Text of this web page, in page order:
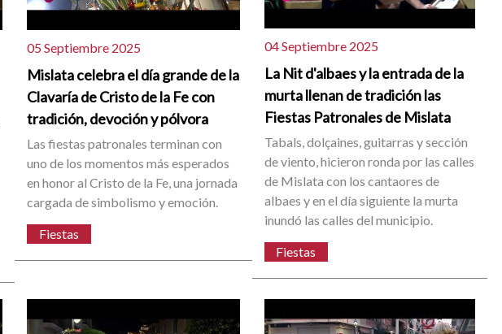
05 Septiembre 2025
Mislata celebra el día grande de la
Clavaría de Cristo de la Fe con
tradición, devoción y pólvora
Las fiestas patronales terminan con
uno de los momentos más esperados
en honor al Cristo de la Fe, una jornada
cargada de simbolismo y emoción.
Fiestas
04 Septiembre 2025
La Nit d'albaes y la entrada de la
murta llenan de tradición las
Fiestas Patronales de Mislata
Tabals, dolçaines, guitarras y sección
de viento, hicieron ronda por las calles
de Mislata con los cantaores de
albaes y en el día siguiente la murta
inundó las calles del municipio.
Fiestas